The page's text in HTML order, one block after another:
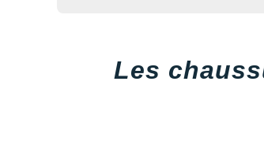
Les